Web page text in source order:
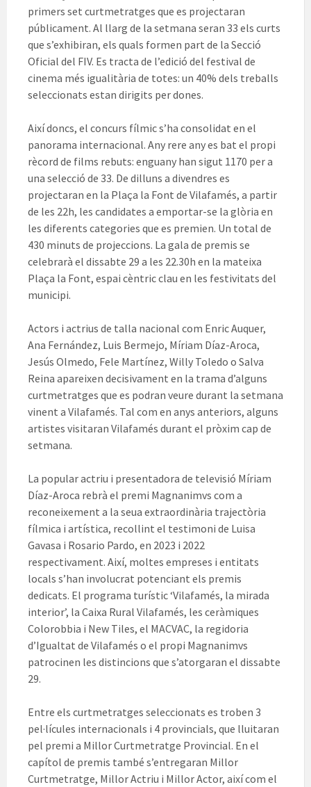
primers set curtmetratges que es projectaran
públicament. Al llarg de la setmana seran 33 els curts
que s’exhibiran, els quals formen part de la Secció
Oficial del FIV. Es tracta de l’edició del festival de
cinema més igualitària de totes: un 40% dels treballs
seleccionats estan dirigits per dones.
Així doncs, el concurs fílmic s’ha consolidat en el
panorama internacional. Any rere any es bat el propi
rècord de films rebuts: enguany han sigut 1170 per a
una selecció de 33. De dilluns a divendres es
projectaran en la Plaça la Font de Vilafamés, a partir
de les 22h, les candidates a emportar-se la glòria en
les diferents categories que es premien. Un total de
430 minuts de projeccions. La gala de premis se
celebrarà el dissabte 29 a les 22.30h en la mateixa
Plaça la Font, espai cèntric clau en les festivitats del
municipi.
Actors i actrius de talla nacional com Enric Auquer,
Ana Fernández, Luis Bermejo, Míriam Díaz-Aroca,
Jesús Olmedo, Fele Martínez, Willy Toledo o Salva
Reina apareixen decisivament en la trama d’alguns
curtmetratges que es podran veure durant la setmana
vinent a Vilafamés. Tal com en anys anteriors, alguns
artistes visitaran Vilafamés durant el pròxim cap de
setmana.
La popular actriu i presentadora de televisió Míriam
Díaz-Aroca rebrà el premi Magnanimvs com a
reconeixement a la seua extraordinària trajectòria
fílmica i artística, recollint el testimoni de Luisa
Gavasa i Rosario Pardo, en 2023 i 2022
respectivament. Així, moltes empreses i entitats
locals s’han involucrat potenciant els premis
dedicats. El programa turístic ‘Vilafamés, la mirada
interior’, la Caixa Rural Vilafamés, les ceràmiques
Colorobbia i New Tiles, el MACVAC, la regidoria
d’Igualtat de Vilafamés o el propi Magnanimvs
patrocinen les distincions que s’atorgaran el dissabte
29.
Entre els curtmetratges seleccionats es troben 3
pel·lícules internacionals i 4 provincials, que lluitaran
pel premi a Millor Curtmetratge Provincial. En el
capítol de premis també s’entregaran Millor
Curtmetratge, Millor Actriu i Millor Actor, així com el